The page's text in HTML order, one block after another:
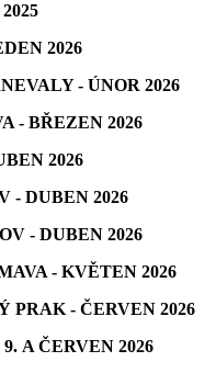
2026
- ÚNOR 2026
- BŘEZEN 2026
2026
- DUBEN 2026
- DUBEN 2026
- KVĚTEN 2026
PRAK - ČERVEN 2026
A ČERVEN 2026